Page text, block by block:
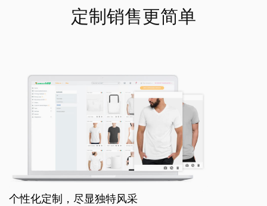
定制销售更简单
个性化定制，尽显独特风采